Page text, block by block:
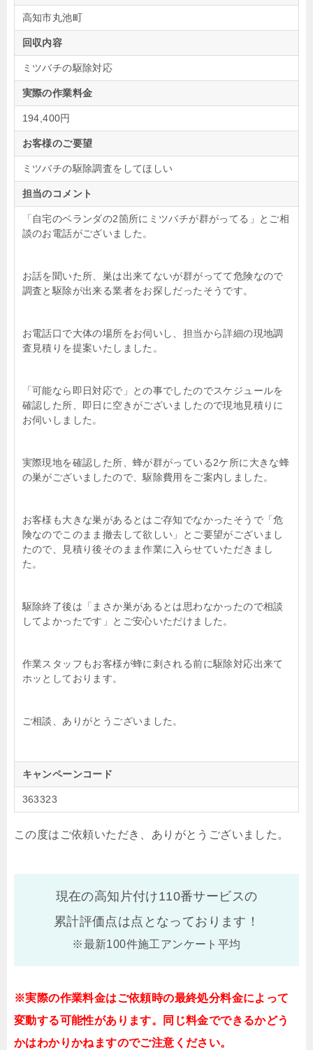
高知市丸池町
回収内容
ミツバチの駆除対応
実際の作業料金
194,400円
お客様のご要望
ミツバチの駆除調査をしてほしい
担当のコメント
「自宅のベランダの2箇所にミツバチが群がってる」とご相
談のお電話がございました。
お話を聞いた所、巣は出来てないが群がってて危険なので
調査と駆除が出来る業者をお探しだったそうです。
お電話口で大体の場所をお伺いし、担当から詳細の現地調
査見積りを提案いたしました。
「可能なら即日対応で」との事でしたのでスケジュールを
確認した所、即日に空きがございましたので現地見積りに
お伺いしました。
実際現地を確認した所、蜂が群がっている2ケ所に大きな蜂
の巣がございましたので、駆除費用をご案内しました。
お客様も大きな巣があるとはご存知でなかったそうで「危
険なのでこのまま撤去して欲しい」とご要望がございまし
たので、見積り後そのまま作業に入らせていただきまし
た。
駆除終了後は「まさか巣があるとは思わなかったので相談
してよかったです」とご安心いただけました。
作業スタッフもお客様が蜂に刺される前に駆除対応出来て
ホッとしております。
ご相談、ありがとうございました。
キャンペーンコード
363323
この度はご依頼いただき、ありがとうございました。
現在の高知片付け110番サービスの
累計評価点は点となっております！
※最新100件施工アンケート平均
※実際の作業料金はご依頼時の最終処分料金によって
変動する可能性があります。同じ料金でできるかどう
かはわかりかねますのでご注意ください。